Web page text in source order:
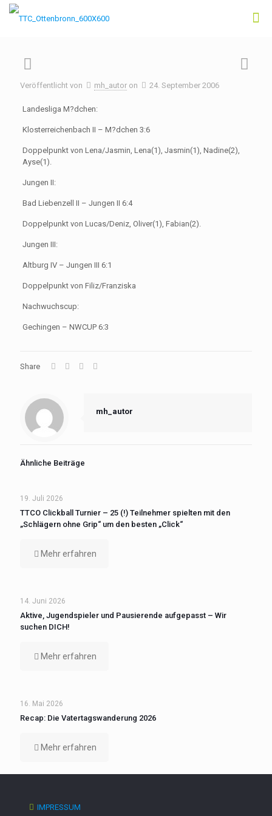
Veröffentlicht von mh_autor on 24. September 2006
Landesliga M?dchen:
Klosterreichenbach II – M?dchen 3:6
Doppelpunkt von Lena/Jasmin, Lena(1), Jasmin(1), Nadine(2),
Ayse(1).
Jungen II:
Bad Liebenzell II – Jungen II 6:4
Doppelpunkt von Lucas/Deniz, Oliver(1), Fabian(2).
Jungen III:
Altburg IV – Jungen III 6:1
Doppelpunkt von Filiz/Franziska
Nachwuchscup:
Gechingen – NWCUP 6:3
Share
mh_autor
Ähnliche Beiträge
19. Juli 2026
TTCO Clickball Turnier – 25 (!) Teilnehmer spielten mit den
„Schlägern ohne Grip“ um den besten „Click“
Mehr erfahren
14. Juni 2026
Aktive, Jugendspieler und Pausierende aufgepasst – Wir
suchen DICH!
Mehr erfahren
16. Mai 2026
Recap: Die Vatertagswanderung 2026
Mehr erfahren
IMPRESSUM